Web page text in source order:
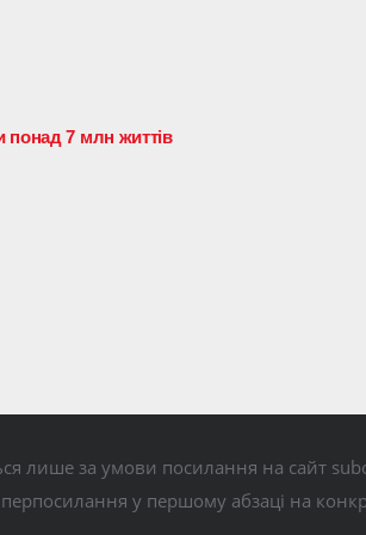
понад 7 млн життів
лише за умови посилання на сайт
у першому абзаці на